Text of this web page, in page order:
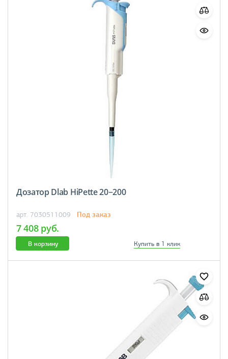
Дозатор Dlab HiPette 20−200
арт. 7030511009 Под заказ
7 408 руб.
В корзину Купить в 1 клик